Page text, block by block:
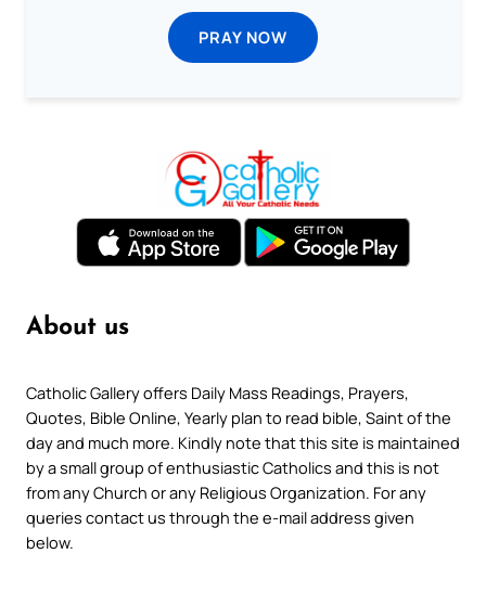
PRAY NOW
About us
Catholic Gallery offers Daily Mass Readings, Prayers,
Quotes, Bible Online, Yearly plan to read bible, Saint of the
day and much more. Kindly note that this site is maintained
by a small group of enthusiastic Catholics and this is not
from any Church or any Religious Organization. For any
queries contact us through the e-mail address given
below.